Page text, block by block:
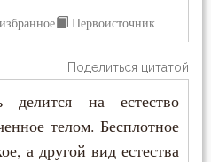
Первоисточник
Поделиться цитатой
делится на естество
телом. Бесплотное
а другой вид естества